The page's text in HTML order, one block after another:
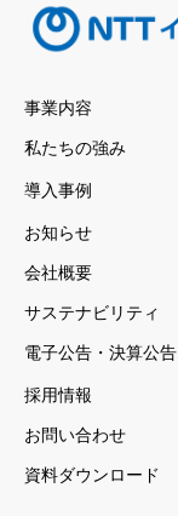
事業内容
私たちの強み
導入事例
お知らせ
会社概要
サステナビリティ
電子公告・決算公告
採用情報
お問い合わせ
資料ダウンロード